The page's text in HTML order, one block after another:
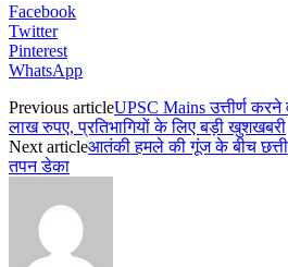
Facebook
Twitter
Pinterest
WhatsApp
Previous articleUPSC Mains उत्तीर्ण करने
लाख रुपए, प्रतिभागियों के लिए बड़ी खुशखबरी
Next articleआतंकी हमले की गूंज के बीच
तपन डेका